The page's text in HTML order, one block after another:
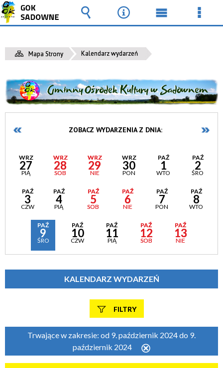
Mapa Strony Kalendarz wydarzeń
ZOBACZ WYDARZENIA Z DNIA:
WRZ
27
PIĄ
WRZ
28
SOB
WRZ
29
NIE
WRZ
30
PON
PAŹ
1
WTO
PAŹ
2
ŚRO
PAŹ
3
CZW
PAŹ
4
PIĄ
PAŹ
5
SOB
PAŹ
6
NIE
PAŹ
7
PON
PAŹ
8
WTO
PAŹ
9
ŚRO
PAŹ
10
CZW
PAŹ
11
PIĄ
PAŹ
12
SOB
PAŹ
13
NIE
KALENDARZ WYDARZEŃ
FILTRY
Szukana fraza
Trwające w zakresie: od 9. październik 2024 do 9.
październik 2024
ten
Wyszukiwarka
Narzędzia
Menu